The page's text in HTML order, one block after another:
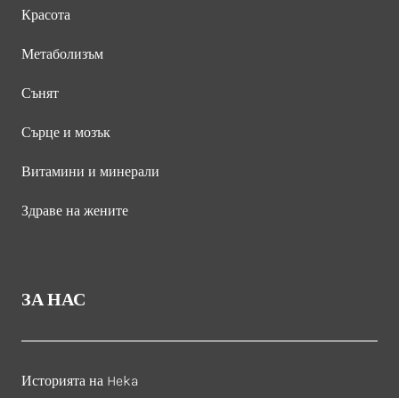
Красота
Метаболизъм
Сънят
Сърце и мозък
Витамини и минерали
Здраве на жените
ЗА НАС
Историята на Heka